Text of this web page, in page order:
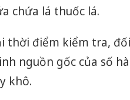
chứa lá thuốc lá.
thời điểm kiểm tra,
nguồn gốc của số
khô.